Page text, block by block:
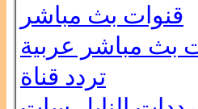
قنوات بث مباشر
بث مباشر عربية
تردد قناة